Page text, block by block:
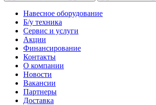
Навесное оборудование
Б/у техника
Сервис и услуги
Акции
Финансирование
Контакты
О компании
Новости
Вакансии
Партнеры
Доставка